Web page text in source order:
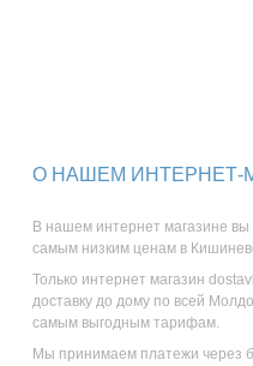
О НАШЕМ ИНТЕРНЕТ-
В нашем интернет магазине вы
самым низким ценам в
Только интернет магазин
доставку до дому по всей
самым выгодным тарифам.
Мы принимаем платежи через